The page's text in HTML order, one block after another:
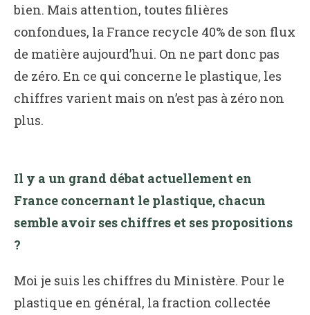
bien. Mais attention, toutes filières
confondues, la France recycle 40% de son flux
de matière aujourd’hui. On ne part donc pas
de zéro. En ce qui concerne le plastique, les
chiffres varient mais on n’est pas à zéro non
plus.
Il y a un grand débat actuellement en
France concernant le plastique, chacun
semble avoir ses chiffres et ses propositions
?
Moi je suis les chiffres du Ministère. Pour le
plastique en général, la fraction collectée